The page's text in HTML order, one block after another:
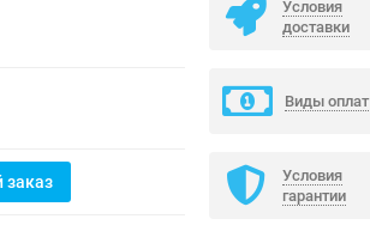
заказ
Условия
доставки
Виды оплат
Условия
гарантии